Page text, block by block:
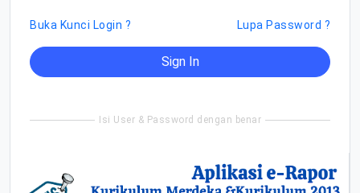
Buka Kunci Login ? Lupa Password ?
Sign In
Isi User & Password dengan benar